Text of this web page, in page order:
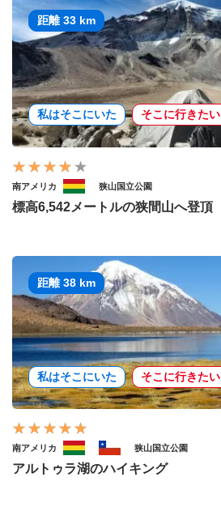
距離 33 km
私はそこにいた そこに行きたい
南アメリカ 狭山国立公園
標高6,542メートルの狭間山へ登頂
距離 38 km
私はそこにいた そこに行きたい
南アメリカ 狭山国立公園
アルトゥラ湖のハイキング